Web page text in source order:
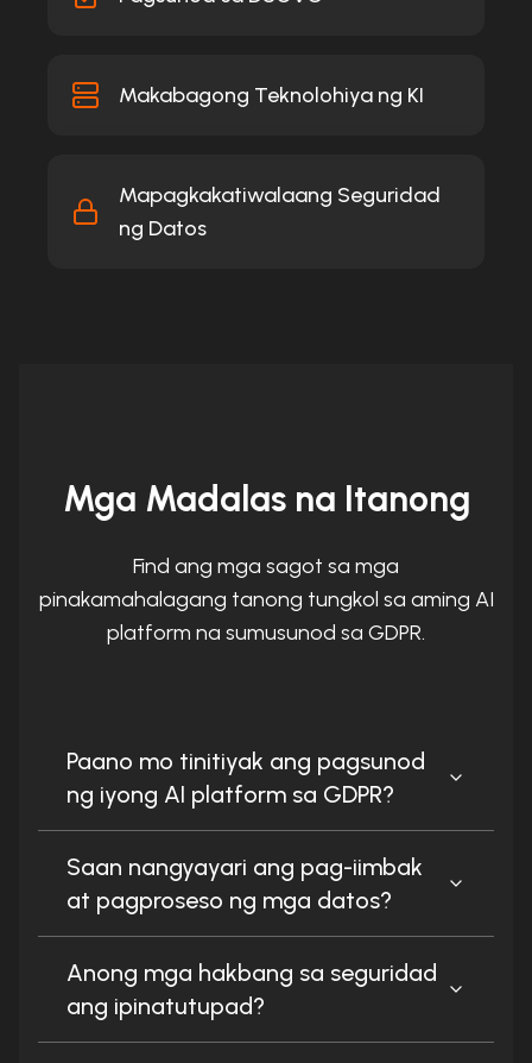
Makabagong Teknolohiya ng KI
Mapagkakatiwalaang Seguridad
ng Datos
Mga Madalas na Itanong
Find ang mga sagot sa mga
pinakamahalagang tanong tungkol sa aming AI
platform na sumusunod sa GDPR.
Paano mo tinitiyak ang pagsunod
ng iyong AI platform sa GDPR?
Saan nangyayari ang pag-iimbak
at pagproseso ng mga datos?
Anong mga hakbang sa seguridad
ang ipinatutupad?